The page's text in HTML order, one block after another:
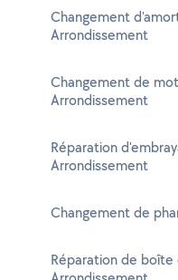
Changement
Arrondissement
Changement de
Arrondissement
Réparation
Arrondissement
Changement de
Réparation de boîte